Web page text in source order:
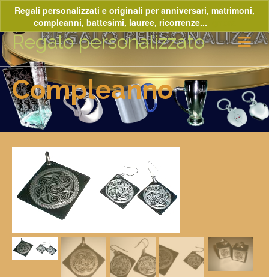
Regalo personalizzato
Compleanno
Regali personalizzati e originali per anniversari, matrimoni,
compleanni, battesimi, lauree, ricorrenze...